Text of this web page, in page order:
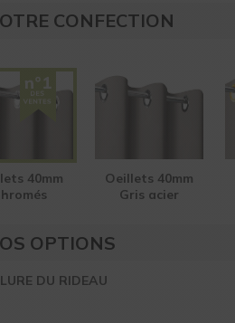
CONFECTION
40mm
Oeillets 40mm
Gris acier
OPTIONS
DU RIDEAU